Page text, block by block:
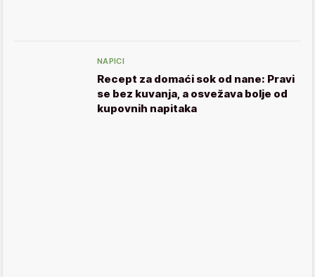
NAPICI
Recept za domaći sok od nane: Pravi
se bez kuvanja, a osvežava bolje od
kupovnih napitaka